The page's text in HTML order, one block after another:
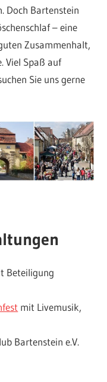
Doch Bartenstein
– eine
Zusammenhalt,
Viel Spaß auf
Sie uns gerne
Beteiligung
mit Livemusik,
Bartenstein e.V.